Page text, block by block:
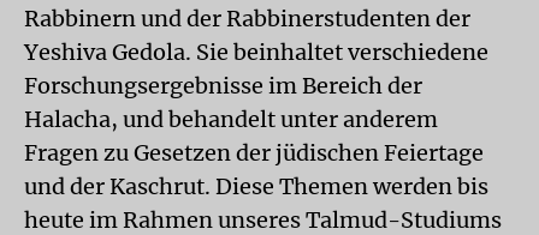
Rabbinern und der Rabbinerstudenten der
Yeshiva Gedola. Sie beinhaltet verschiedene
Forschungsergebnisse im Bereich der
Halacha, und behandelt unter anderem
Fragen zu Gesetzen der jüdischen Feiertage
und der Kaschrut. Diese Themen werden bis
heute im Rahmen unseres Talmud-Studiums